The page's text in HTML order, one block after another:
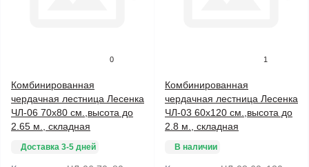
0
Комбинированная
чердачная лестница Лесенка
ЧЛ-06 70x80 см.,высота до
2.65 м., складная
Доставка 3-5 дней
1
Комбинированная
чердачная лестница Лесенка
ЧЛ-03 60x120 см.,высота до
2.8 м., складная
В наличии